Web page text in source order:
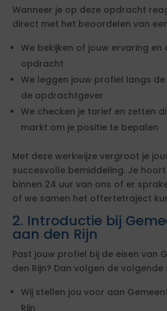
Wanneer je op deze opdracht
direct met het beoordelen van
We bekijken of jouw ervaring en
opdracht
We leggen jouw profiel langs
de opdrachtgever
We checken je tarief en zetten
markt om je positie te bepalen
Met deze werkwijze vergroot je
succesvolle bemiddeling. Je
binnen 24 uur van ons of er
of we samen het offertetraject
2. Introductie bij
aan den Rijn
Past jouw profiel bij de eisen van
den Rijn? Dan volgen de
Wij stellen jou voor aan
Rijn